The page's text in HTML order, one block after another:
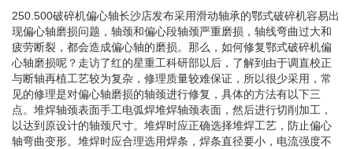
250.500破碎机偏心轴长沙店发布采用滑动轴承的鄂式破碎机容易出
现偏心轴磨损问题，轴颈和偏心段轴颈严重磨损，轴线弯曲过大和
疲劳断裂，都会造成偏心轴的磨损。那么，如何修复鄂式破碎机偏
心轴磨损呢？走访了红的星重工科研部以后，了解到由于调直校正
与断轴再植工艺较为复杂，修理质量较难保证，所以很少采用，常
见的修理是对偏心轴磨损的轴颈进行修复，具体的方法有以下三
点。堆焊轴颈表面手工电弧焊堆焊轴颈表面，然后进行切削加工，
以达到原设计的轴颈尺寸。堆焊时应正确选择堆焊工艺，防止偏心
轴弯曲变形。堆焊时应合理选用焊条，焊条直径要小，电流强度不